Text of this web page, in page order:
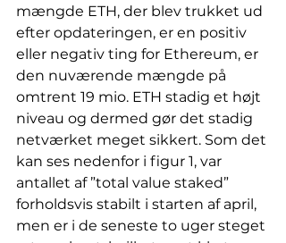
mængde ETH, der blev trukket ud
efter opdateringen, er en positiv
eller negativ ting for Ethereum, er
den nuværende mængde på
omtrent 19 mio. ETH stadig et højt
niveau og dermed gør det stadig
netværket meget sikkert. Som det
kan ses nedenfor i figur 1, var
antallet af ”total value staked”
forholdsvis stabilt i starten af april,
men er i de seneste to uger steget